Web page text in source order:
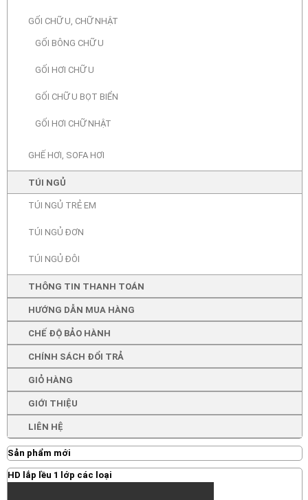
GỐI CHỮ U, CHỮ NHẬT
GỐI BÔNG CHỮ U
GỐI HƠI CHỮ U
GỐI CHỮ U BỌT BIỂN
GỐI HƠI CHỮ NHẬT
GHẾ HƠI, SOFA HƠI
TÚI NGỦ
TÚI NGỦ TRẺ EM
TÚI NGỦ ĐƠN
TÚI NGỦ ĐÔI
THÔNG TIN THANH TOÁN
HƯỚNG DẪN MUA HÀNG
CHẾ ĐỘ BẢO HÀNH
CHÍNH SÁCH ĐỔI TRẢ
GIỎ HÀNG
GIỚI THIỆU
LIÊN HỆ
Sản phẩm mới
HD lắp lều 1 lớp các loại